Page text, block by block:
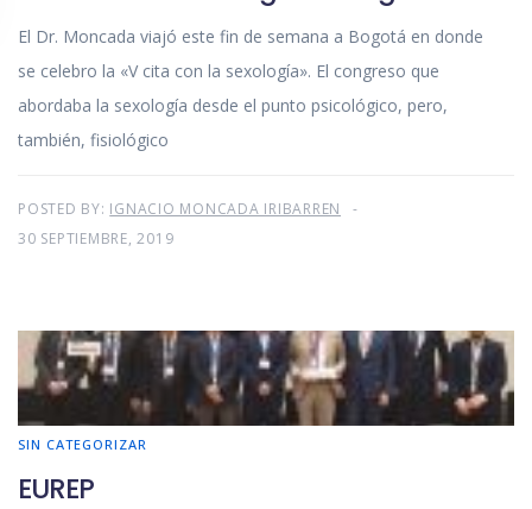
El Dr. Moncada viajó este fin de semana a Bogotá en donde
se celebro la «V cita con la sexología». El congreso que
abordaba la sexología desde el punto psicológico, pero,
también, fisiológico
POSTED BY: IGNACIO MONCADA IRIBARREN
30 SEPTIEMBRE, 2019
SIN CATEGORIZAR
EUREP